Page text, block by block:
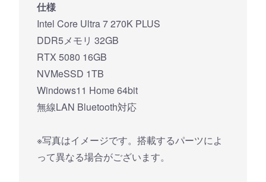
仕様
Intel Core Ultra 7 270K PLUS
DDR5メモリ 32GB
RTX 5080 16GB
NVMeSSD 1TB
Windows11 Home 64bit
無線LAN Bluetooth対応
※写真はイメージです。搭載するパーツによ
って異なる場合がございます。